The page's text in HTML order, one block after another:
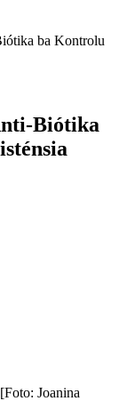
ba Kontrolu
Biótika
Joanina